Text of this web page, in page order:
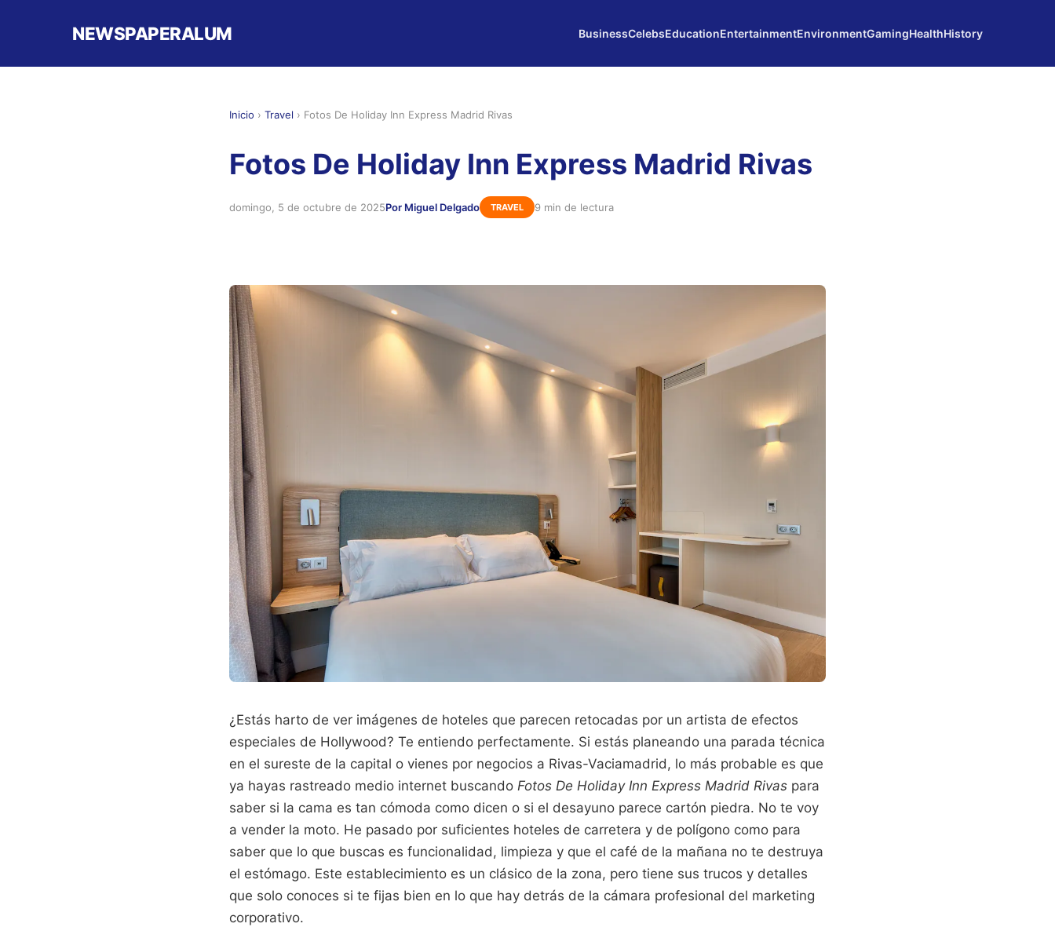
NEWSPAPERALUM BusinessCelebsEducationEntertainmentEnvironmentGamingHealthHistory
Inicio › Travel › Fotos De Holiday Inn Express Madrid Rivas
Fotos De Holiday Inn Express Madrid Rivas
domingo, 5 de octubre de 2025Por Miguel Delgado TRAVEL 9 min de lectura
¿Estás harto de ver imágenes de hoteles que parecen retocadas por un artista de efectos
especiales de Hollywood? Te entiendo perfectamente. Si estás planeando una parada técnica
en el sureste de la capital o vienes por negocios a Rivas-Vaciamadrid, lo más probable es que
ya hayas rastreado medio internet buscando Fotos De Holiday Inn Express Madrid Rivas para
saber si la cama es tan cómoda como dicen o si el desayuno parece cartón piedra. No te voy
a vender la moto. He pasado por suficientes hoteles de carretera y de polígono como para
saber que lo que buscas es funcionalidad, limpieza y que el café de la mañana no te destruya
el estómago. Este establecimiento es un clásico de la zona, pero tiene sus trucos y detalles
que solo conoces si te fijas bien en lo que hay detrás de la cámara profesional del marketing
corporativo.